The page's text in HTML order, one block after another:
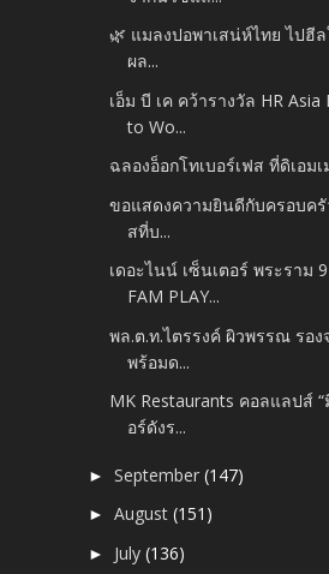
🌿 แมลงปอพาเสน่ห์ไทย ไปฮี
ผล...
เอ็ม บี เค คว้ารางวัล HR
to Wo...
ฉลองอ็อกโทเบอร์เฟส ที่ดิเอ
ขอแสดงความยินดีกับครอบครั
สที่บ...
เดอะไนน์ เซ็นเตอร์ พระราม
FAM PLAY...
พล.ต.ท.ไตรรงค์ ผิวพรรณ รอง
พร้อมด...
MK Restaurants คอลแลปส์
อร์ดังร...
►September(147)
►August(151)
► July(136)